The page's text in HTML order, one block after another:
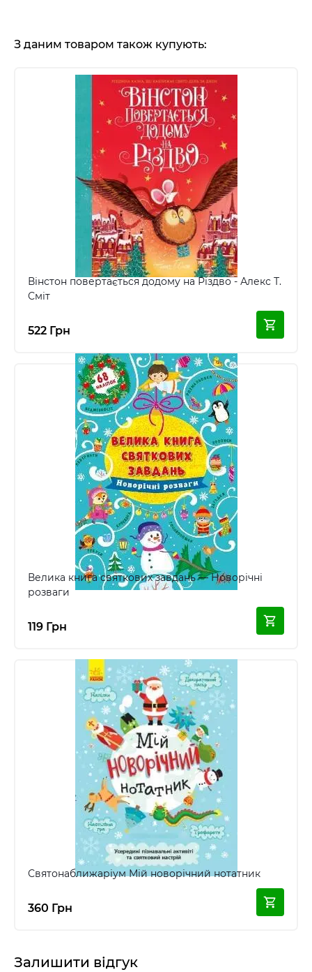
З даним товаром також купують:
Вінстон повертається додому на Різдво - Алекс Т.
Сміт
522 Грн
Велика книга святкових завдань — Новорічні
розваги
119 Грн
Святонаближаріум Мій новорічний нотатник
360 Грн
Залишити відгук